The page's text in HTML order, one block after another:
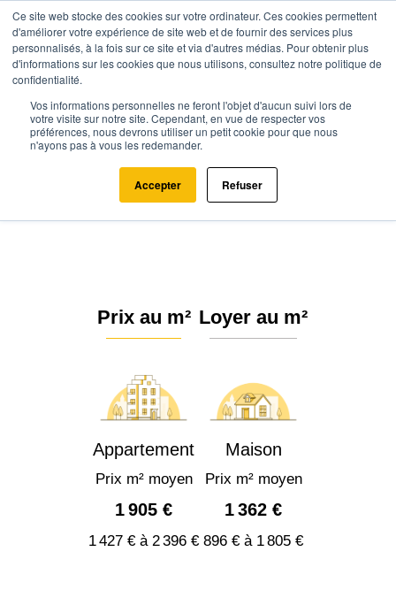
Ce site web stocke des cookies sur votre ordinateur. Ces cookies permettent
d'améliorer votre expérience de site web et de fournir des services plus
personnalisés, à la fois sur ce site et via d'autres médias. Pour obtenir plus
d'informations sur les cookies que nous utilisons, consultez notre politique de
confidentialité.
Vos informations personnelles ne feront l'objet d'aucun suivi lors de
votre visite sur notre site. Cependant, en vue de respecter vos
préférences, nous devrons utiliser un petit cookie pour que nous
n'ayons pas à vous les redemander.
Accepter Refuser
Agence.immo Prix immobilier Centre-Val de Loire Loiret
Châtillon-sur-Loire (45360)
Estimation immobilière à
Châtillon-sur-Loire : Prix m² 2026
Prix au m²
Appartement
Prix m² moyen
1 905 €
1 427 € à 2 396 €
Loyer au m²
Maison
Prix m² moyen
1 362 €
896 € à 1 805 €